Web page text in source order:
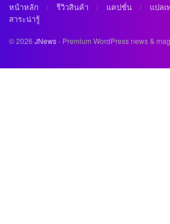
หน้าหลัก รีวิวสินค้า แคปชั่น แปลเ
สาระน่ารู้
© 2026 JNews- Premium WordPress news &